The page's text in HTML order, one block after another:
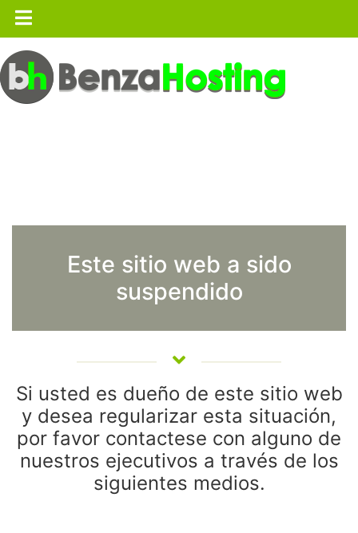
Este sitio web a sido
suspendido
Si usted es dueño de este sitio web
y desea regularizar esta situación,
por favor contactese con alguno de
nuestros ejecutivos a través de los
siguientes medios.